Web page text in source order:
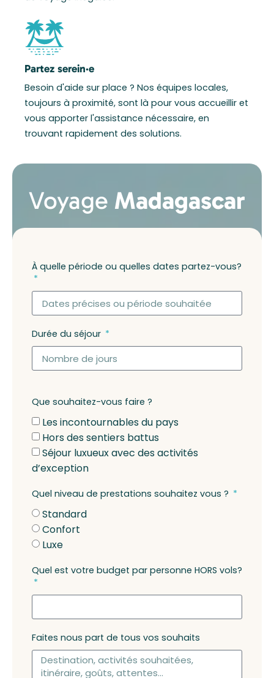
Partez serein·e
Besoin d'aide sur place ? Nos équipes locales,
toujours à proximité, sont là pour vous accueillir et
vous apporter l'assistance nécessaire, en
trouvant rapidement des solutions.
Voyage Madagascar
À quelle période ou quelles dates partez-vous?
Durée du séjour
Que souhaitez-vous faire ?
Les incontournables du pays
Hors des sentiers battus
Séjour luxueux avec des activités
d’exception
Quel niveau de prestations souhaitez vous ?
Standard
Confort
Luxe
Quel est votre budget par personne HORS vols?
Faites nous part de tous vos souhaits